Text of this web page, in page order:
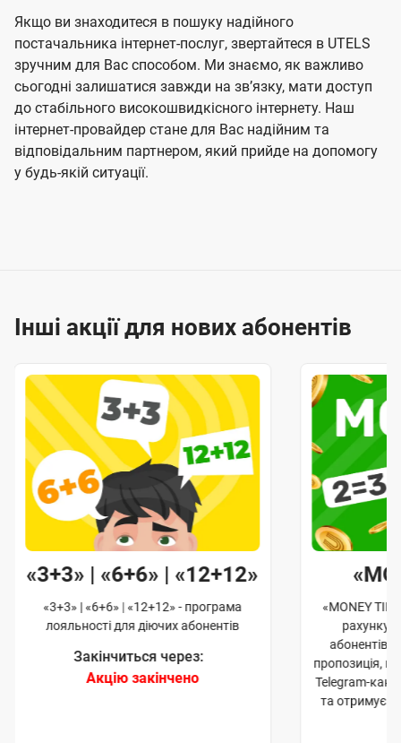
Якщо ви знаходитеся в пошуку надійного
постачальника інтернет-послуг, звертайтеся в UTELS
зручним для Вас способом. Ми знаємо, як важливо
сьогодні залишатися завжди на звʼязку, мати доступ
до стабільного високошвидкісного інтернету. Наш
інтернет-провайдер стане для Вас надійним та
відповідальним партнером, який прийде на допомогу
у будь-якій ситуації.
Інші акції для нових абонентів
«3+3» | «6+6» | «12+12»
«3+3» | «6+6» | «12+12» - програма
лояльності для діючих абонентів
Закінчиться через:
Акцію закінчено
«MONEY
рахунку
абонентів.
пропозиція,
Telegram-
та